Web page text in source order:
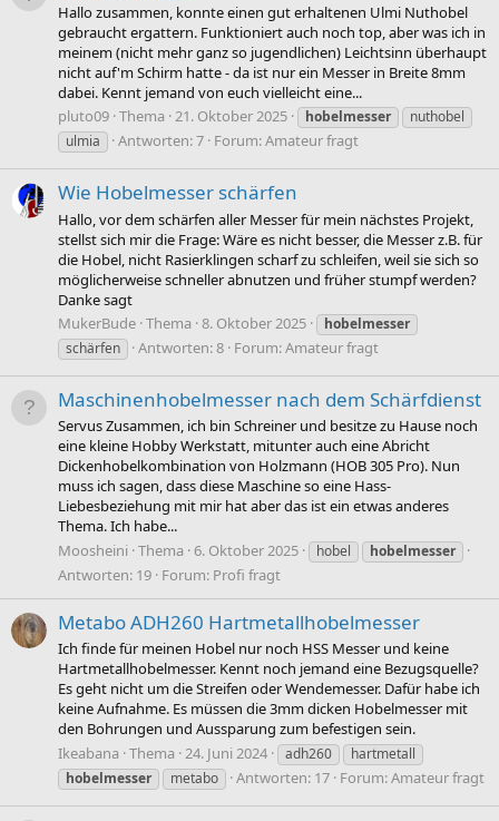
Hallo zusammen, konnte einen gut erhaltenen Ulmi Nuthobel
gebraucht ergattern. Funktioniert auch noch top, aber was ich in
meinem (nicht mehr ganz so jugendlichen) Leichtsinn überhaupt
nicht auf'm Schirm hatte - da ist nur ein Messer in Breite 8mm
dabei. Kennt jemand von euch vielleicht eine...
pluto09 Thema 21. Oktober 2025 hobelmesser
nuthobel
ulmia
Antworten: 7 Forum:Amateur fragt
Wie Hobelmesser schärfen
Hallo, vor dem schärfen aller Messer für mein nächstes Projekt,
stellst sich mir die Frage: Wäre es nicht besser, die Messer z.B. für
die Hobel, nicht Rasierklingen scharf zu schleifen, weil sie sich so
möglicherweise schneller abnutzen und früher stumpf werden?
Danke sagt
MukerBude Thema 8. Oktober 2025
hobelmesser
schärfen
Antworten: 8 Forum:Amateur fragt
Maschinenhobelmesser nach dem Schärfdienst
Servus Zusammen, ich bin Schreiner und besitze zu Hause noch
eine kleine Hobby Werkstatt, mitunter auch eine Abricht
Dickenhobelkombination von Holzmann (HOB 305 Pro). Nun
muss ich sagen, dass diese Maschine so eine Hass-
Liebesbeziehung mit mir hat aber das ist ein etwas anderes
Thema. Ich habe...
Moosheini Thema 6. Oktober 2025 hobel hobelmesser
Antworten: 19 Forum: Profi fragt
Metabo ADH260 Hartmetallhobelmesser
Ich finde für meinen Hobel nur noch HSS Messer und keine
Hartmetallhobelmesser. Kennt noch jemand eine Bezugsquelle?
Es geht nicht um die Streifen oder Wendemesser. Dafür habe ich
keine Aufnahme. Es müssen die 3mm dicken Hobelmesser mit
den Bohrungen und Aussparung zum befestigen sein.
Ikeabana Thema 24. Juni 2024 adh260
hartmetall
hobelmesser
metabo Antworten: 17 Forum:Amateur fragt